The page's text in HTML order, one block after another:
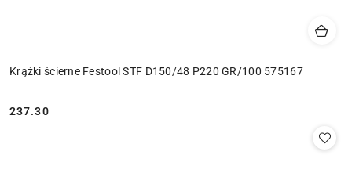
Krążki ścierne Festool STF D150/48 P220 GR/100 575167
Cena:
237.30